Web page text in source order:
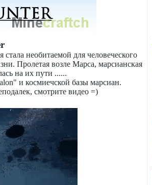
необитаемой для человеческого
Пролетая возле Марса, марсианская
на их пути ......
и космиечской базы марсиан.
смотрите видео =)